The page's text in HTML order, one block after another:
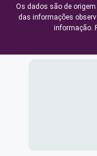
Os dados são de
das informações
informação.